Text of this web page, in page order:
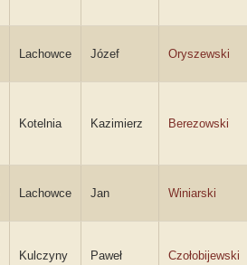
Lachowce Józef Oryszewski
Kotelnia Kazimierz Berezowski
Lachowce Jan Winiarski
Kulczyny Paweł Czołobijewski